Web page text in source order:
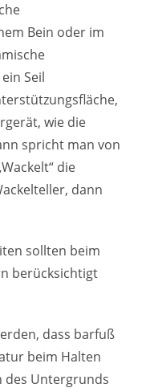
Bein oder im
Seil
wie die
spricht man von
die
dann
sollten beim
berücksichtigt
dass barfuß
beim Halten
des Untergrunds